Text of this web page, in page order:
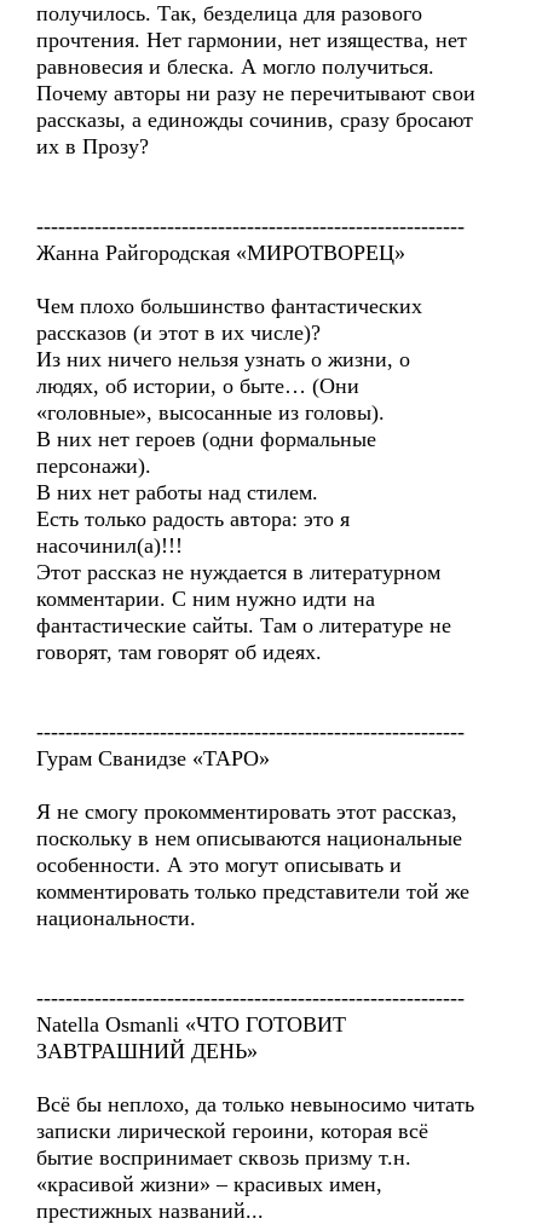
получилось. Так, безделица для разового
прочтения. Нет гармонии, нет изящества, нет
равновесия и блеска. А могло получиться.
Почему авторы ни разу не перечитывают свои
рассказы, а единожды сочинив, сразу бросают
их в Прозу?
-----------------------------------------------------------
Жанна Райгородская «МИРОТВОРЕЦ»
Чем плохо большинство фантастических
рассказов (и этот в их числе)?
Из них ничего нельзя узнать о жизни, о
людях, об истории, о быте… (Они
«головные», высосанные из головы).
В них нет героев (одни формальные
персонажи).
В них нет работы над стилем.
Есть только радость автора: это я
насочинил(а)!!!
Этот рассказ не нуждается в литературном
комментарии. С ним нужно идти на
фантастические сайты. Там о литературе не
говорят, там говорят об идеях.
-----------------------------------------------------------
Гурам Сванидзе «ТАРО»
Я не смогу прокомментировать этот рассказ,
поскольку в нем описываются национальные
особенности. А это могут описывать и
комментировать только представители той же
национальности.
-----------------------------------------------------------
Natella Osmanli «ЧТО ГОТОВИТ
ЗАВТРАШНИЙ ДЕНЬ»
Всё бы неплохо, да только невыносимо читать
записки лирической героини, которая всё
бытие воспринимает сквозь призму т.н.
«красивой жизни» – красивых имен,
престижных названий...